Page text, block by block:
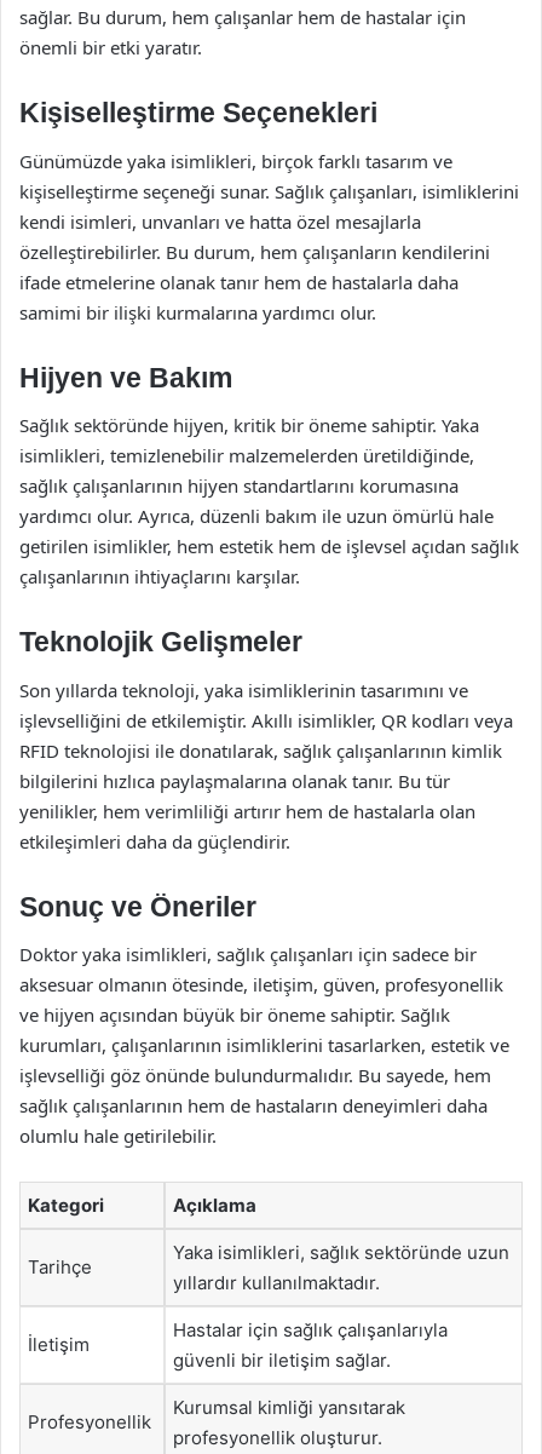
sağlar. Bu durum, hem çalışanlar hem de hastalar için
önemli bir etki yaratır.
Kişiselleştirme Seçenekleri
Günümüzde yaka isimlikleri, birçok farklı tasarım ve
kişiselleştirme seçeneği sunar. Sağlık çalışanları, isimliklerini
kendi isimleri, unvanları ve hatta özel mesajlarla
özelleştirebilirler. Bu durum, hem çalışanların kendilerini
ifade etmelerine olanak tanır hem de hastalarla daha
samimi bir ilişki kurmalarına yardımcı olur.
Hijyen ve Bakım
Sağlık sektöründe hijyen, kritik bir öneme sahiptir. Yaka
isimlikleri, temizlenebilir malzemelerden üretildiğinde,
sağlık çalışanlarının hijyen standartlarını korumasına
yardımcı olur. Ayrıca, düzenli bakım ile uzun ömürlü hale
getirilen isimlikler, hem estetik hem de işlevsel açıdan sağlık
çalışanlarının ihtiyaçlarını karşılar.
Teknolojik Gelişmeler
Son yıllarda teknoloji, yaka isimliklerinin tasarımını ve
işlevselliğini de etkilemiştir. Akıllı isimlikler, QR kodları veya
RFID teknolojisi ile donatılarak, sağlık çalışanlarının kimlik
bilgilerini hızlıca paylaşmalarına olanak tanır. Bu tür
yenilikler, hem verimliliği artırır hem de hastalarla olan
etkileşimleri daha da güçlendirir.
Sonuç ve Öneriler
Doktor yaka isimlikleri, sağlık çalışanları için sadece bir
aksesuar olmanın ötesinde, iletişim, güven, profesyonellik
ve hijyen açısından büyük bir öneme sahiptir. Sağlık
kurumları, çalışanlarının isimliklerini tasarlarken, estetik ve
işlevselliği göz önünde bulundurmalıdır. Bu sayede, hem
sağlık çalışanlarının hem de hastaların deneyimleri daha
olumlu hale getirilebilir.
Kategori Açıklama
Tarihçe
Yaka isimlikleri, sağlık sektöründe uzun
yıllardır kullanılmaktadır.
İletişim
Hastalar için sağlık çalışanlarıyla
güvenli bir iletişim sağlar.
Profesyonellik
Kurumsal kimliği yansıtarak
profesyonellik oluşturur.